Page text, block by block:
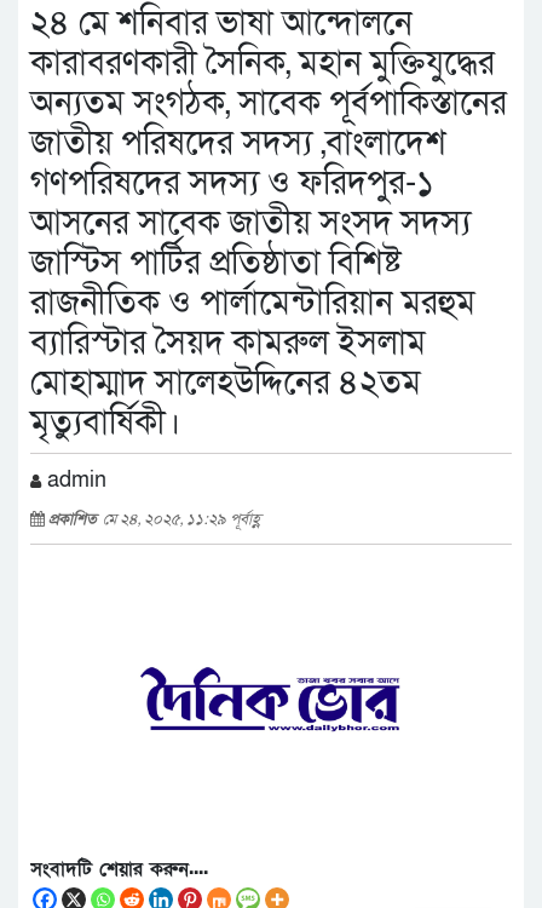
২৪ মে শনিবার ভাষা আন্দোলনে
কারাবরণকারী সৈনিক, মহান মুক্তিযুদ্ধের
অন্যতম সংগঠক, সাবেক পূর্বপাকিস্তানের
জাতীয় পরিষদের সদস্য ,বাংলাদেশ
গণপরিষদের সদস্য ও ফরিদপুর-১
আসনের সাবেক জাতীয় সংসদ সদস্য
জাস্টিস পার্টির প্রতিষ্ঠাতা বিশিষ্ট
রাজনীতিক ও পার্লামেন্টারিয়ান মরহুম
ব্যারিস্টার সৈয়দ কামরুল ইসলাম
মোহাম্মাদ সালেহউদ্দিনের ৪২তম
মৃত্যুবার্ষিকী।
admin
প্রকাশিত মে ২৪, ২০২৫, ১১:২৯ পূর্বাহ্ণ
সংবাদটি শেয়ার করুন....